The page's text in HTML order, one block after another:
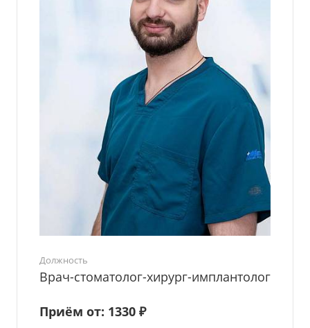
Должность
Врач-стоматолог-хирург-имплантолог
Приём от: 1330 ₽